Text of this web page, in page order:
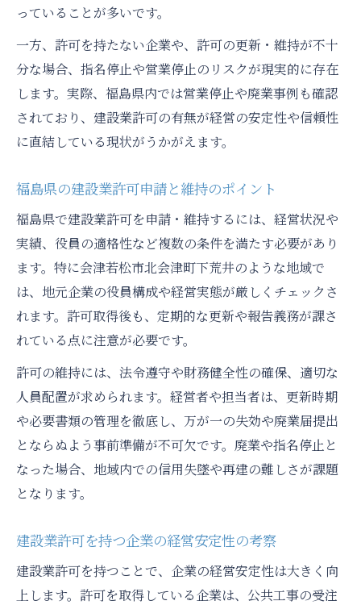
響
建設業協会の情報から探る経営安定策
建設業協会の最新情報で見る経営安定策
建設業許可保持企業の安定経営のポイント
建設業協会会長の方針と業界動向の関連性
建設業協会の支援策が経営に与える影響
建設業協会発の人材対策とその効果を分析
建設業経営者の動向が企業安定性に与える
意味
地元建設業経営者の実態分析と信頼性の検
証
建設業許可情報から分かる役員陣の特徴
経営者交代や役員構成がもたらす影響を解
説
建設業の経営者動向が事業継続に及ぼす効
果
っていることが多いです。
一方、許可を持たない企業や、許可の更新・維持が不十
分な場合、指名停止や営業停止のリスクが現実的に存在
します。実際、福島県内では営業停止や廃業事例も確認
されており、建設業許可の有無が経営の安定性や信頼性
に直結している現状がうかがえます。
福島県の建設業許可申請と維持のポイント
福島県で建設業許可を申請・維持するには、経営状況や
実績、役員の適格性など複数の条件を満たす必要があり
ます。特に会津若松市北会津町下荒井のような地域で
は、地元企業の役員構成や経営実態が厳しくチェックさ
れます。許可取得後も、定期的な更新や報告義務が課さ
れている点に注意が必要です。
許可の維持には、法令遵守や財務健全性の確保、適切な
人員配置が求められます。経営者や担当者は、更新時期
や必要書類の管理を徹底し、万が一の失効や廃業届提出
とならぬよう事前準備が不可欠です。廃業や指名停止と
なった場合、地域内での信用失墜や再建の難しさが課題
となります。
建設業許可を持つ企業の経営安定性の考察
建設業許可を持つことで、企業の経営安定性は大きく向
上します。許可を取得している企業は、公共工事の受注